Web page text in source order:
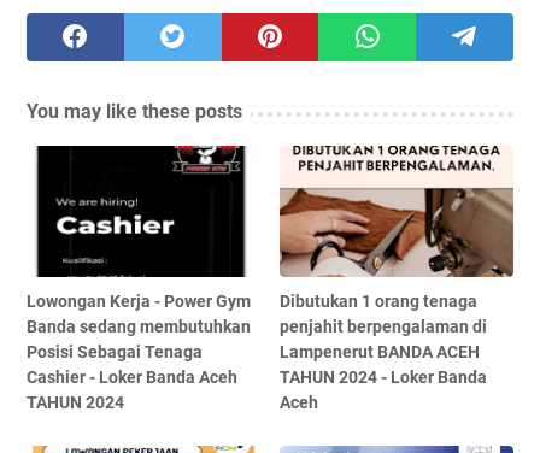
You may like these posts
Lowongan Kerja - Power Gym
Banda sedang membutuhkan
Posisi Sebagai Tenaga
Cashier - Loker Banda Aceh
TAHUN 2024
Dibutukan 1 orang tenaga
penjahit berpengalaman di
Lampenerut BANDA ACEH
TAHUN 2024 - Loker Banda
Aceh